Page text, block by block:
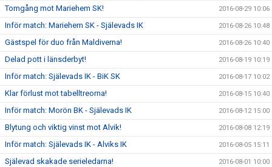
Tomgång mot Mariehem SK! 2016-08-29 10:06
Inför match: Mariehem SK - Själevads IK 2016-08-26 10:48
Gästspel för duo från Maldiverna! 2016-08-26 10:40
Delad pott i länsderbyt! 2016-08-19 10:19
Inför match: Själevads IK - BiK SK 2016-08-17 10:02
Klar förlust mot tabelltreorna! 2016-08-15 10:40
Inför match: Morön BK - Själevads IK 2016-08-12 15:00
Blytung och viktig vinst mot Alvik! 2016-08-08 12:19
Inför match: Själevads IK - Alviks IK 2016-08-05 15:11
Själevad skakade serieledarna! 2016-08-01 10:00